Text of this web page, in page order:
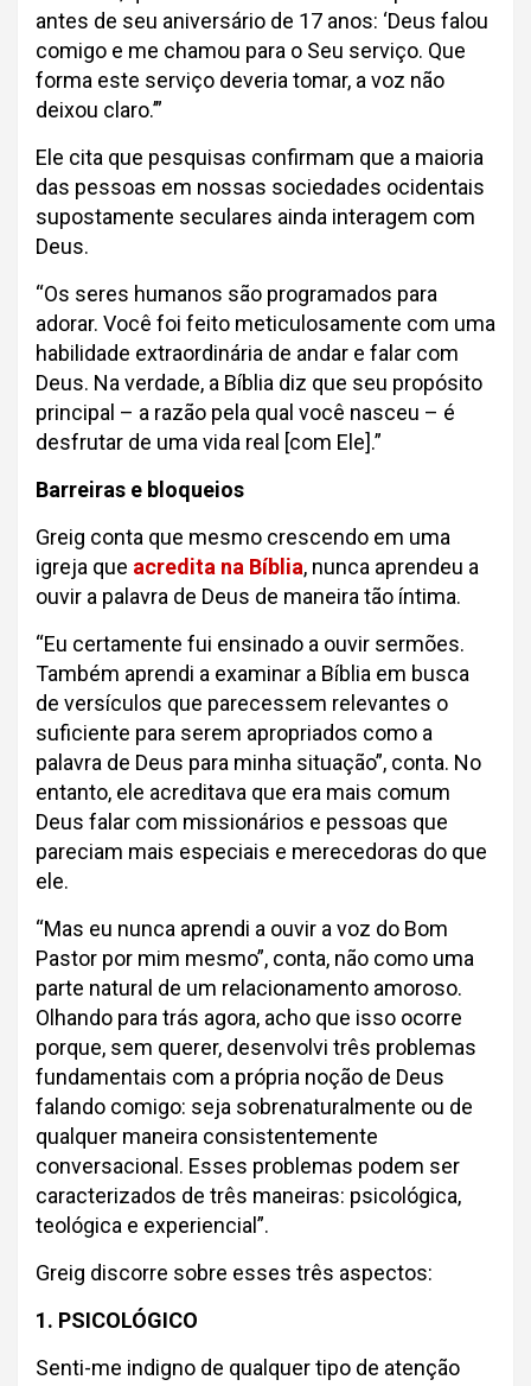
antes de seu aniversário de 17 anos: ‘Deus falou
comigo e me chamou para o Seu serviço. Que
forma este serviço deveria tomar, a voz não
deixou claro.’”
Ele cita que pesquisas confirmam que a maioria
das pessoas em nossas sociedades ocidentais
supostamente seculares ainda interagem com
Deus.
“Os seres humanos são programados para
adorar. Você foi feito meticulosamente com uma
habilidade extraordinária de andar e falar com
Deus. Na verdade, a Bíblia diz que seu propósito
principal – a razão pela qual você nasceu – é
desfrutar de uma vida real [com Ele].”
Barreiras e bloqueios
Greig conta que mesmo crescendo em uma
igreja que acredita na Bíblia, nunca aprendeu a
ouvir a palavra de Deus de maneira tão íntima.
“Eu certamente fui ensinado a ouvir sermões.
Também aprendi a examinar a Bíblia em busca
de versículos que parecessem relevantes o
suficiente para serem apropriados como a
palavra de Deus para minha situação”, conta. No
entanto, ele acreditava que era mais comum
Deus falar com missionários e pessoas que
pareciam mais especiais e merecedoras do que
ele.
“Mas eu nunca aprendi a ouvir a voz do Bom
Pastor por mim mesmo”, conta, não como uma
parte natural de um relacionamento amoroso.
Olhando para trás agora, acho que isso ocorre
porque, sem querer, desenvolvi três problemas
fundamentais com a própria noção de Deus
falando comigo: seja sobrenaturalmente ou de
qualquer maneira consistentemente
conversacional. Esses problemas podem ser
caracterizados de três maneiras: psicológica,
teológica e experiencial”.
Greig discorre sobre esses três aspectos:
1. PSICOLÓGICO
Senti-me indigno de qualquer tipo de atenção